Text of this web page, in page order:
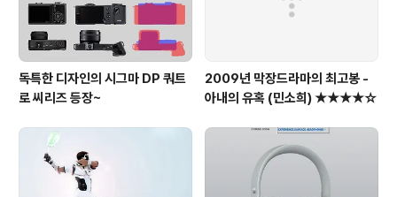
독특한 디자인의 시그마 DP 쿼트
로 씨리즈 등장~
2009년 막장드라마의 최고봉 -
아내의 유혹 (민소희) ★★★★☆